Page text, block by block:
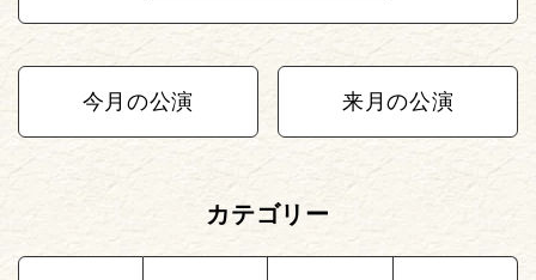
今月の公演 来月の公演
カテゴリー